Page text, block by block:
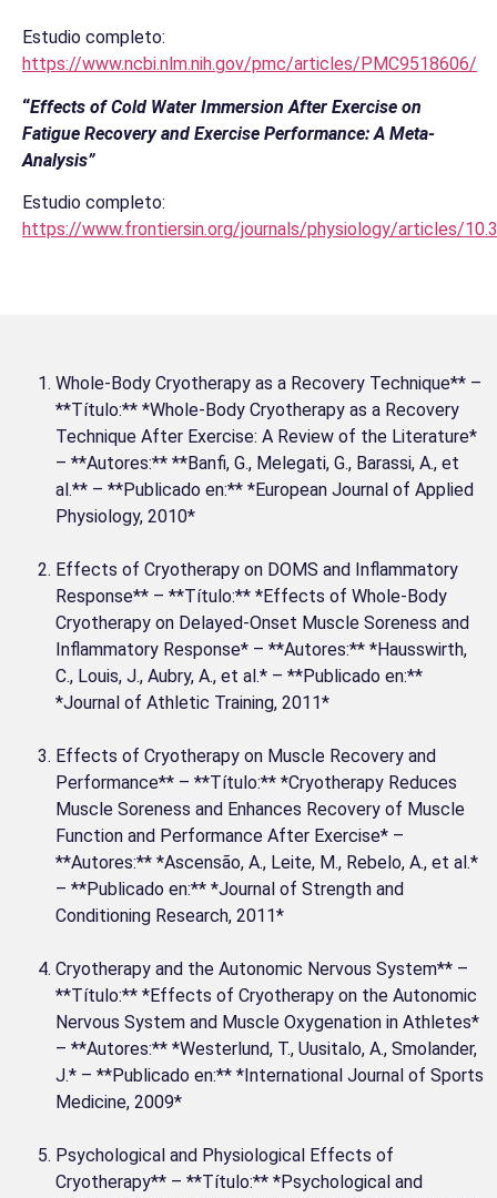
Estudio completo:
https://www.ncbi.nlm.nih.gov/pmc/articles/PMC9518606/
“Effects of Cold Water Immersion After Exercise on
Fatigue Recovery and Exercise Performance: A Meta-
Analysis”
Estudio completo:
https://www.frontiersin.org/journals/physiology/articles/
Whole-Body Cryotherapy as a Recovery Technique** –
**Título:** *Whole-Body Cryotherapy as a Recovery
Technique After Exercise: A Review of the Literature*
– **Autores:** **Banfi, G., Melegati, G., Barassi, A., et
al.** – **Publicado en:** *European Journal of Applied
Physiology, 2010*
Effects of Cryotherapy on DOMS and Inflammatory
Response** – **Título:** *Effects of Whole-Body
Cryotherapy on Delayed-Onset Muscle Soreness and
Inflammatory Response* – **Autores:** *Hausswirth,
C., Louis, J., Aubry, A., et al.* – **Publicado en:**
*Journal of Athletic Training, 2011*
Effects of Cryotherapy on Muscle Recovery and
Performance** – **Título:** *Cryotherapy Reduces
Muscle Soreness and Enhances Recovery of Muscle
Function and Performance After Exercise* –
**Autores:** *Ascensão, A., Leite, M., Rebelo, A., et al.*
– **Publicado en:** *Journal of Strength and
Conditioning Research, 2011*
Cryotherapy and the Autonomic Nervous System** –
**Título:** *Effects of Cryotherapy on the Autonomic
Nervous System and Muscle Oxygenation in Athletes*
– **Autores:** *Westerlund, T., Uusitalo, A., Smolander,
J.* – **Publicado en:** *International Journal of Sports
Medicine, 2009*
Psychological and Physiological Effects of
Cryotherapy** – **Título:** *Psychological and